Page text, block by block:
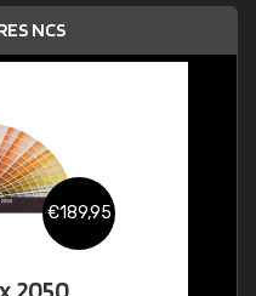
NCS
€189,95